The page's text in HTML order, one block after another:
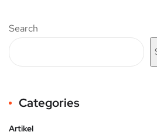
Search
Categories
Artikel